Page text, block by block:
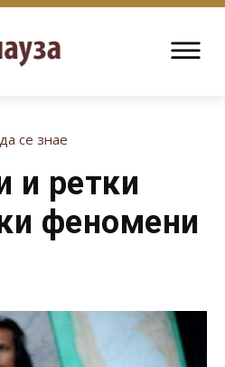
се знае
и ретки
феномени